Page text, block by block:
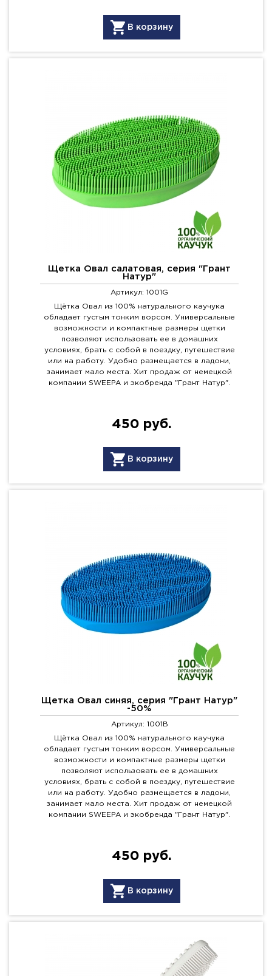
В корзину
Щетка Овал салатовая, серия "Грант
Натур"
Артикул: 1001G
Щётка Овал из 100% натурального каучука
обладает густым тонким ворсом. Универсальные
возможности и компактные размеры щетки
позволяют использовать ее в домашних
условиях, брать с собой в поездку, путешествие
или на работу. Удобно размещается в ладони,
занимает мало места. Хит продаж от немецкой
компании SWEEPA и экобренда "Грант Натур".
450 руб.
В корзину
Щетка Овал синяя, серия "Грант Натур"
-50%
Артикул: 1001B
Щётка Овал из 100% натурального каучука
обладает густым тонким ворсом. Универсальные
возможности и компактные размеры щетки
позволяют использовать ее в домашних
условиях, брать с собой в поездку, путешествие
или на работу. Удобно размещается в ладони,
занимает мало места. Хит продаж от немецкой
компании SWEEPA и экобренда "Грант Натур".
450 руб.
В корзину